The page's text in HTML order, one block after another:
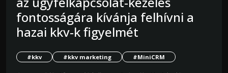
fontosságára kívánja felhívni a
hazai kkv-k figyelmét
#kkv #kkv marketing #MiniCRM